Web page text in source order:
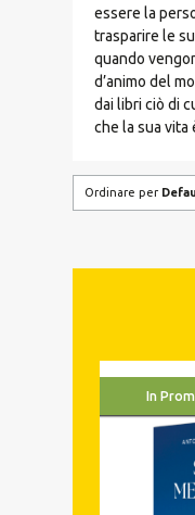
essere la
trasparire le
quando
d’animo del
dai libri ciò di
che la sua vita
Ordinare per
In